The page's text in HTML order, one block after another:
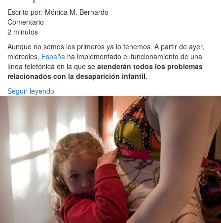
Escrito por: Mónica M. Bernardo
Comentario
2 minutos
Aunque no somos los primeros ya lo tenemos. A partir de ayer,
miércoles, España ha implementado el funcionamiento de una
línea telefónica en la que se atenderán todos los problemas
relacionados con la desaparición infantil.
Seguir leyendo